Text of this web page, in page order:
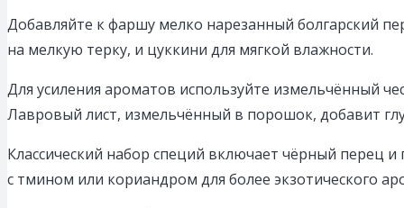
Добавляйте к фаршу мелко нарезанный болгарский
на мелкую терку, и цуккини для мягкой влажности.
Для усиления ароматов используйте измельчённый
Лавровый лист, измельчённый в порошок, добавит
Классический набор специй включает чёрный перец
с тмином или кориандром для более экзотического